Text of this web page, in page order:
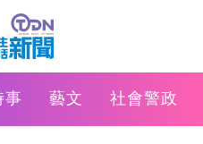
事 藝文 社會警政